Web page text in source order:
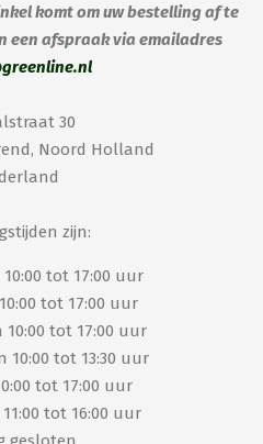
komt om uw bestelling af te
een afspraak via emailadres
30
Noord Holland
zijn:
tot 17:00 uur
tot 17:00 uur
10:00 tot 17:00 uur
10:00 tot 13:30 uur
tot 17:00 uur
tot 16:00 uur